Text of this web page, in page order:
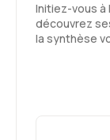
Initiez-vous à
découvrez
la synthèse